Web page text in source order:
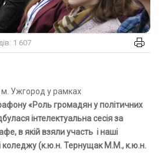
1 607
Ужгород у рамках
«Роль громадян у політичних
інтелектуальна сесія за
в якій взяли участь і наші
коледжу (к.ю.н. Тернущак М.М., к.ю.н.